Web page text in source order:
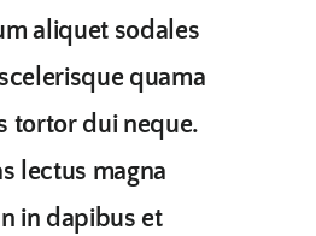
aliquet sodales
quama
tortor dui neque.
lectus magna
in dapibus et